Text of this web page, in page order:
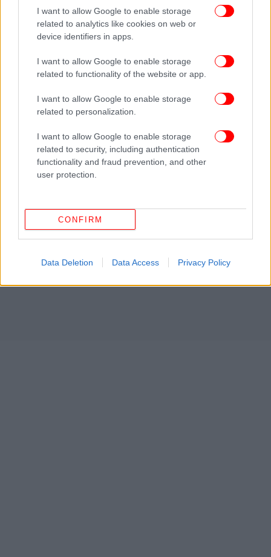
I want to allow Google to enable storage
related to analytics like cookies on web or
device identifiers in apps.
I want to allow Google to enable storage
related to functionality of the website or app.
I want to allow Google to enable storage
related to personalization.
I want to allow Google to enable storage
related to security, including authentication
functionality and fraud prevention, and other
user protection.
CONFIRM
Data Deletion Data Access Privacy Policy